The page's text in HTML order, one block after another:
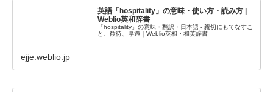
英語「hospitality」の意味・使い方・読み方 |
Weblio英和辞書
「hospitality」の意味・翻訳・日本語 - 親切にもてなすこ
と、歓待、厚遇｜Weblio英和・和英辞書
ejje.weblio.jp